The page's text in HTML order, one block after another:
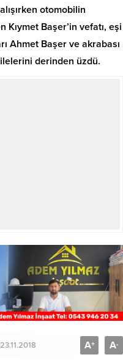
otomobilin
Kıymet Başer’in vefatı, eşi
Ahmet Başer ve akrabası
derinden üzdü.
23.11.2018 A+ A-